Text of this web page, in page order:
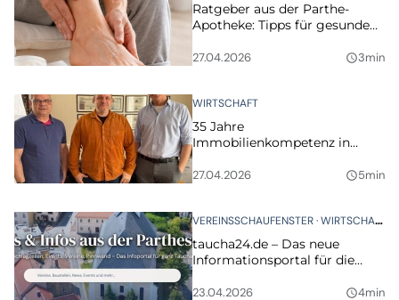
Ratgeber aus der Parthe-
Apotheke: Tipps für gesunde
27.04.2026 query_builder3min
WIRTSCHAFT
35 Jahre
Immobilienkompetenz in
Lajosfalvi Immobilien feiert
27.04.2026 query_builder5min
VEREINSSCHAUFENSTER WIRTSCHAFT
taucha24.de – Das neue
Informationsportal für die
23.04.2026 query_builder4min